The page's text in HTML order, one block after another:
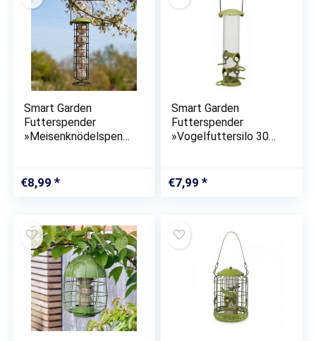
Smart Garden
Futterspender
»Meisenknödelspend
t«
€8,99
Smart Garden
Futterspender
»Vogelfuttersilo 30
€7,99